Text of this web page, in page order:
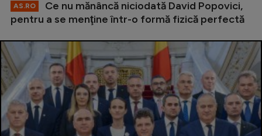
AS.RO
Ce nu mănâncă niciodată David Popovici,
pentru a se menţine într-o formă fizică perfectă